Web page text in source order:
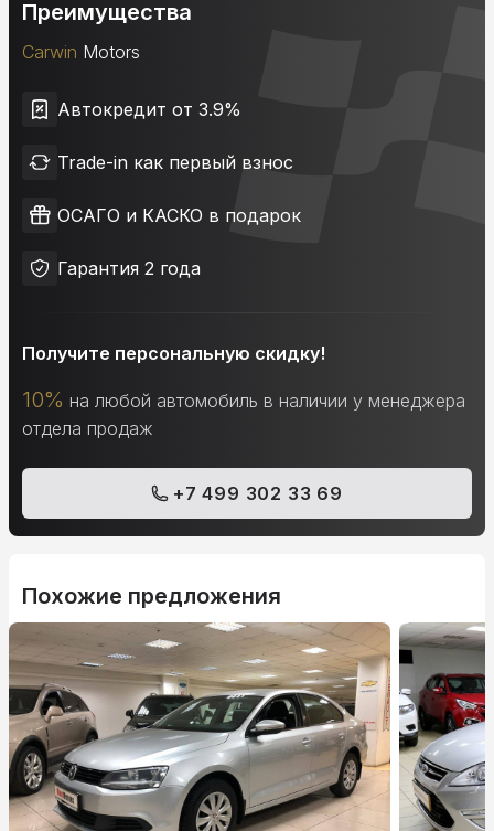
Преимущества
Carwin Motors
Автокредит от 3.9%
Trade-in как первый взнос
ОСАГО и КАСКО в подарок
Гарантия 2 года
Получите персональную скидку!
10% на любой автомобиль в наличии у менеджера
отдела продаж
+7 499 302 33 69
Похожие предложения